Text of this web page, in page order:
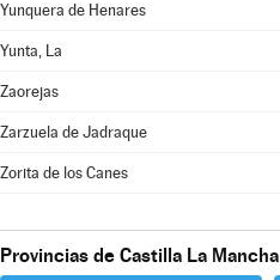
Yunquera de Henares
Yunta, La
Zaorejas
Zarzuela de Jadraque
Zorita de los Canes
Provincias de Castilla La Mancha